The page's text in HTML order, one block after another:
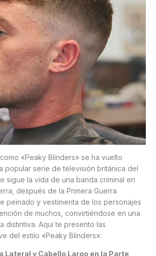
«Peaky Blinders» se ha vuelto
popular serie de televisión británica del
sigue la vida de una banda criminal en
después de la Primera Guerra
peinado y vestimenta de los personajes
de muchos, convirtiéndose en una
distintiva. Aquí te presento las
del estilo «Peaky Blinders»:
Lateral y Cabello Largo en la Parte